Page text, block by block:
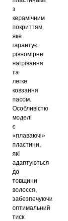
з
керамічним
покриттям,
яке
гарантує
рівномірне
нагрівання
та
легке
ковзання
пасом.
Особливістю
моделі
є
«плаваючі»
пластини,
які
адаптуються
до
товщини
волосся,
забезпечуючи
оптимальний
тиск